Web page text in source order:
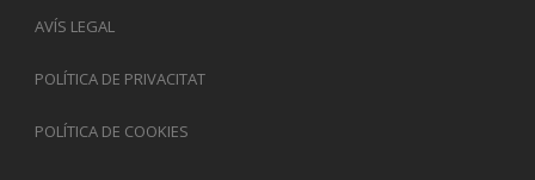
AVÍS LEGAL
POLÍTICA DE PRIVACITAT
POLÍTICA DE COOKIES